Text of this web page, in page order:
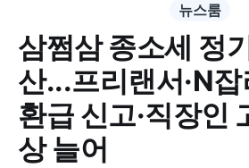
뉴스룸
삼쩜삼 종소세 정
산...프리랜서·N
환급 신고·직장인
상 늘어